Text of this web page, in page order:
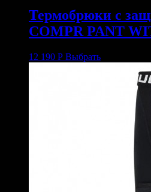
Термобрюки с
COMPR PANT
12 190 Р Выбрать